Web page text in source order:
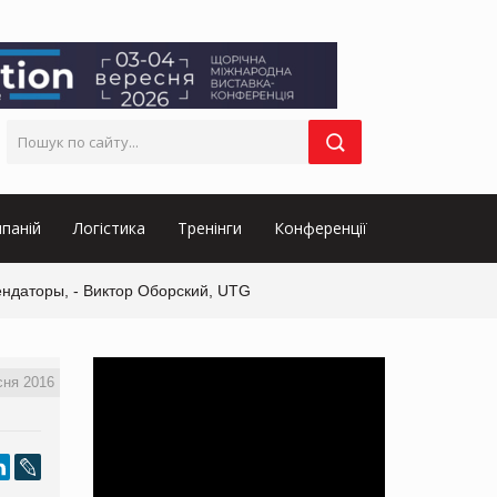
Логістика Тренінги Конференції
- Виктор Оборский, UTG
2016